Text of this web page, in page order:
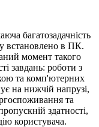
багатозадачність
встановлено в ПК.
момент такого
завдань: роботи з
та комп'ютерних
на нижчій напрузі,
та
здатності,
користувача.